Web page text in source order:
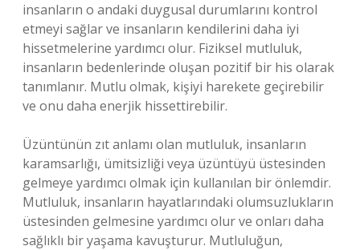
insanların o andaki duygusal durumlarını kontrol
etmeyi sağlar ve insanların kendilerini daha iyi
hissetmelerine yardımcı olur. Fiziksel mutluluk,
insanların bedenlerinde oluşan pozitif bir his olarak
tanımlanır. Mutlu olmak, kişiyi harekete geçirebilir
ve onu daha enerjik hissettirebilir.
Üzüntünün zıt anlamı olan mutluluk, insanların
karamsarlığı, ümitsizliği veya üzüntüyü üstesinden
gelmeye yardımcı olmak için kullanılan bir önlemdir.
Mutluluk, insanların hayatlarındaki olumsuzlukların
üstesinden gelmesine yardımcı olur ve onları daha
sağlıklı bir yaşama kavuşturur. Mutluluğun,